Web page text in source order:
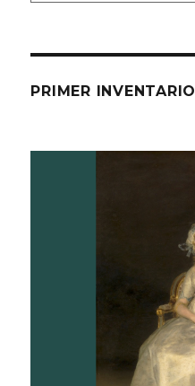
PRIMER INVENTARIO